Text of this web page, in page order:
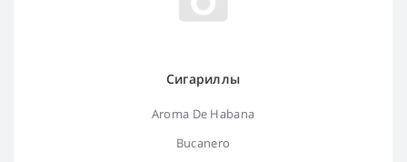
Сигариллы
Aroma De Habana
Bucanero